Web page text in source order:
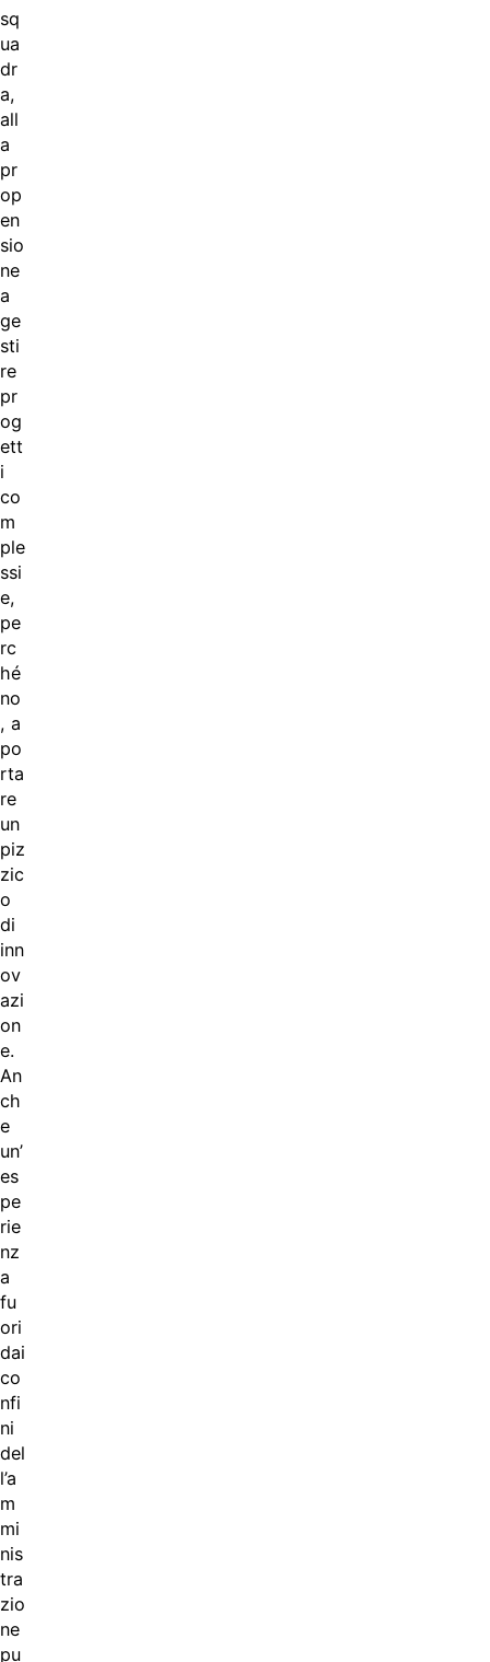
sq
ua
dr
a,
all
a
pr
op
en
sio
ne
a
ge
sti
re
pr
og
ett
i
co
m
ple
ssi
e,
pe
rc
hé
no
, a
po
rta
re
un
piz
zic
o
di
inn
ov
azi
on
e.
An
ch
e
un’
es
pe
rie
nz
a
fu
ori
dai
co
nfi
ni
del
l’a
m
mi
nis
tra
zio
ne
pu